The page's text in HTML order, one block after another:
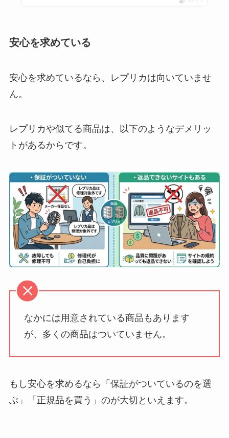
安心を求めている
安心を求めているなら、レプリカは向いていませ
ん。
レプリカや似てる商品は、以下のようなデメリッ
トがあるからです。
なかには用意されている商品もあります
が、多くの商品はついていません。
もし安心を求めるなら「保証がついているのを選
ぶ」「正規品を買う」のが大切といえます。